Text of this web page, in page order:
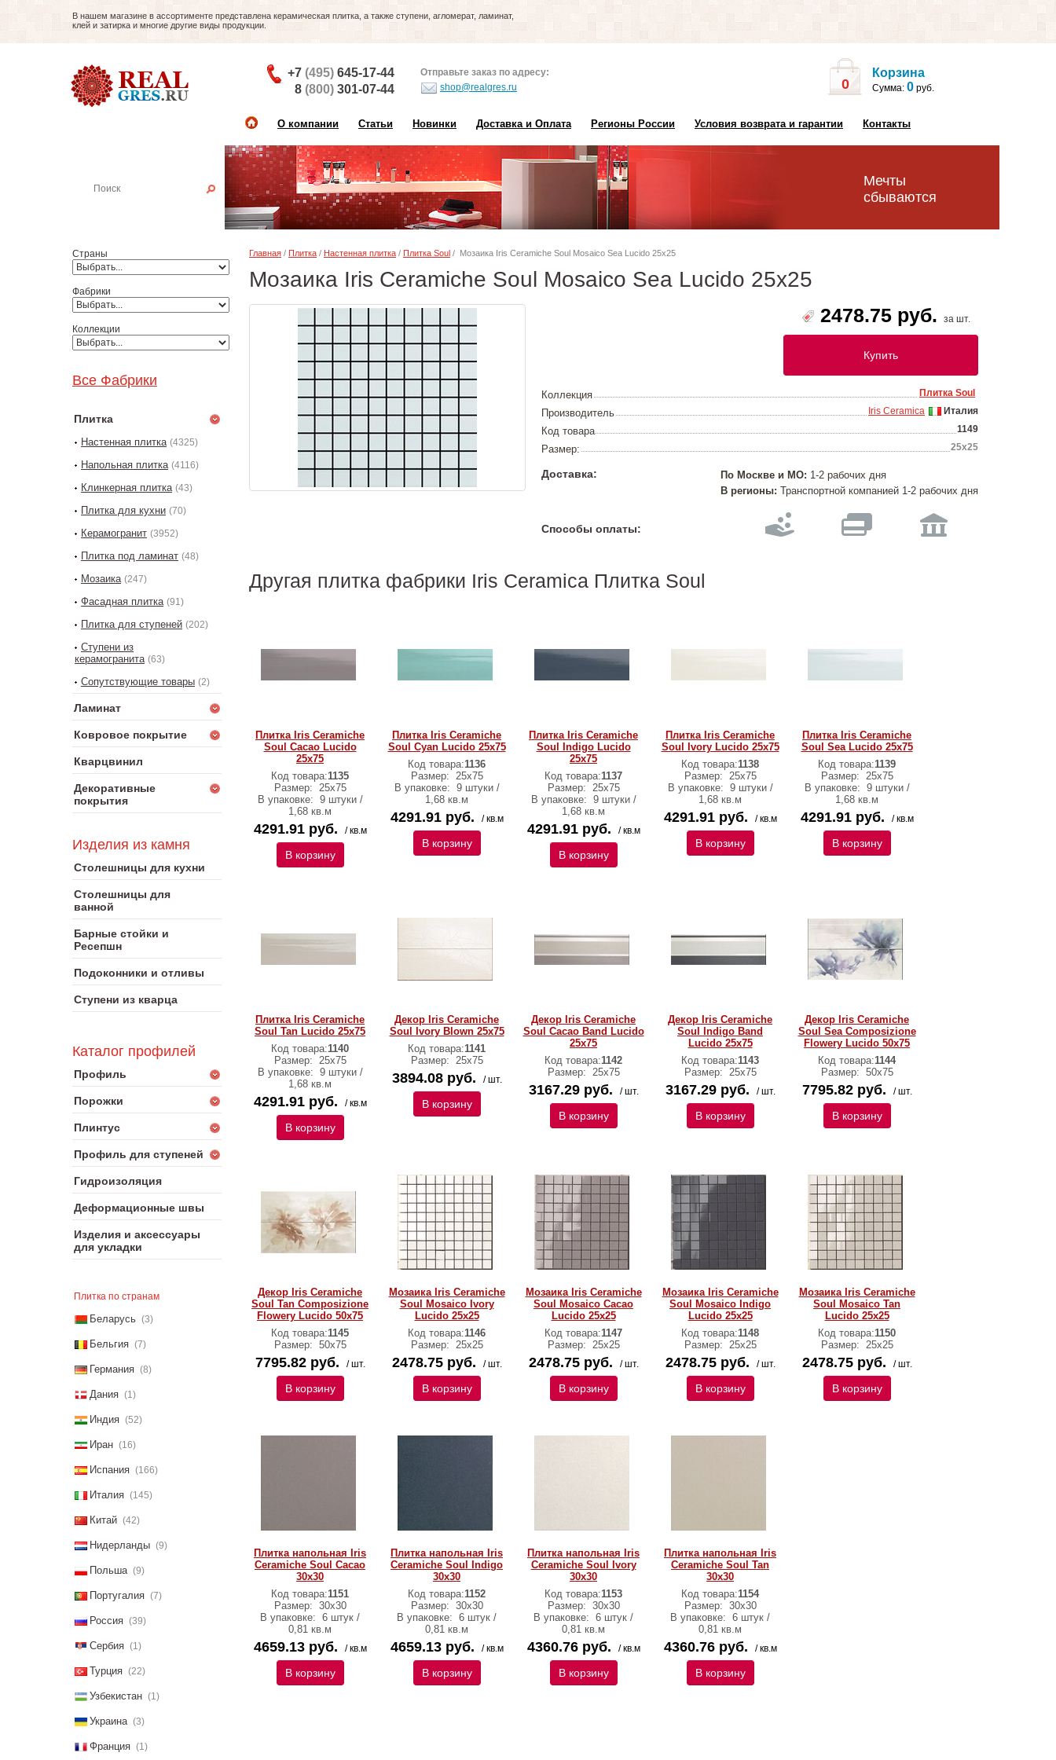
В нашем магазине в ассортименте представлена керамическая плитка, а также ступени, агломерат, ламинат,
клей и затирка и многие другие виды продукции.
+7 (495) 645-17-44
8 (800) 301-07-44
Отправьте заказ по адресу:
shop@realgres.ru
0
Корзина
Сумма: 0 руб.
О компании Статьи Новинки Доставка и Оплата Регионы России Условия возврата и гарантии Контакты
Мечты
сбываются
Страны
Фабрики
Коллекции
Все Фабрики
Плитка
Настенная плитка (4325)
Напольная плитка (4116)
Клинкерная плитка (43)
Плитка для кухни (70)
Керамогранит (3952)
Плитка под ламинат (48)
Мозаика (247)
Фасадная плитка (91)
Плитка для ступеней (202)
Ступени из
керамогранита (63)
Сопутствующие товары (2)
Ламинат
Ковровое покрытие
Кварцвинил
Декоративные
покрытия
Изделия из камня
Столешницы для кухни
Столешницы для
ванной
Барные стойки и
Ресепшн
Подоконники и отливы
Ступени из кварца
Каталог профилей
Профиль
Порожки
Плинтус
Профиль для ступеней
Гидроизоляция
Деформационные швы
Изделия и аксессуары
для укладки
Плитка по странам
Беларусь (3)
Бельгия (7)
Германия (8)
Дания (1)
Индия (52)
Иран (16)
Испания (166)
Италия (145)
Китай (42)
Нидерланды (9)
Польша (9)
Португалия (7)
Россия (39)
Сербия (1)
Турция (22)
Узбекистан (1)
Украина (3)
Франция (1)
Главная / Плитка / Настенная плитка / Плитка Soul / Мозаика Iris Ceramiche Soul Mosaico Sea Lucido 25х25
Мозаика Iris Ceramiche Soul Mosaico Sea Lucido 25х25
2478.75 руб. за шт.
Купить
Коллекция Плитка Soul
Производитель Италия
Iris Ceramica
Код товара 1149
Размер: 25х25
Доставка: По Москве и МО: 1-2 рабочих дня
В регионы: Транспортной компанией 1-2 рабочих дня
Способы оплаты:
Другая плитка фабрики Iris Ceramica Плитка Soul
Плитка Iris Ceramiche
Soul Cacao Lucido
25х75
Код товара:1135
Размер: 25х75
В упаковке: 9 штуки /
1,68 кв.м
4291.91 руб. / кв.м
В корзину
Плитка Iris Ceramiche
Soul Cyan Lucido 25х75
Код товара:1136
Размер: 25х75
В упаковке: 9 штуки /
1,68 кв.м
4291.91 руб. / кв.м
В корзину
Плитка Iris Ceramiche
Soul Indigo Lucido
25х75
Код товара:1137
Размер: 25х75
В упаковке: 9 штуки /
1,68 кв.м
4291.91 руб. / кв.м
В корзину
Плитка Iris Ceramiche
Soul Ivory Lucido 25х75
Код товара:1138
Размер: 25х75
В упаковке: 9 штуки /
1,68 кв.м
4291.91 руб. / кв.м
В корзину
Плитка Iris Ceramiche
Soul Sea Lucido 25х75
Код товара:1139
Размер: 25х75
В упаковке: 9 штуки /
1,68 кв.м
4291.91 руб. / кв.м
В корзину
Плитка Iris Ceramiche
Soul Tan Lucido 25х75
Код товара:1140
Размер: 25х75
В упаковке: 9 штуки /
1,68 кв.м
4291.91 руб. / кв.м
В корзину
Декор Iris Ceramiche
Soul Ivory Blown 25х75
Код товара:1141
Размер: 25х75
3894.08 руб. / шт.
В корзину
Декор Iris Ceramiche
Soul Cacao Band Lucido
25х75
Код товара:1142
Размер: 25х75
3167.29 руб. / шт.
В корзину
Декор Iris Ceramiche
Soul Indigo Band
Lucido 25х75
Код товара:1143
Размер: 25х75
3167.29 руб. / шт.
В корзину
Декор Iris Ceramiche
Soul Sea Composizione
Flowery Lucido 50х75
Код товара:1144
Размер: 50х75
7795.82 руб. / шт.
В корзину
Декор Iris Ceramiche
Soul Tan Composizione
Flowery Lucido 50х75
Код товара:1145
Размер: 50х75
7795.82 руб. / шт.
В корзину
Мозаика Iris Ceramiche
Soul Mosaico Ivory
Lucido 25х25
Код товара:1146
Размер: 25х25
2478.75 руб. / шт.
В корзину
Мозаика Iris Ceramiche
Soul Mosaico Cacao
Lucido 25х25
Код товара:1147
Размер: 25х25
2478.75 руб. / шт.
В корзину
Мозаика Iris Ceramiche
Soul Mosaico Indigo
Lucido 25х25
Код товара:1148
Размер: 25х25
2478.75 руб. / шт.
В корзину
Мозаика Iris Ceramiche
Soul Mosaico Tan
Lucido 25х25
Код товара:1150
Размер: 25х25
2478.75 руб. / шт.
В корзину
Плитка напольная Iris
Ceramiche Soul Cacao
30х30
Код товара:1151
Размер: 30х30
В упаковке: 6 штук /
0,81 кв.м
4659.13 руб. / кв.м
В корзину
Плитка напольная Iris
Ceramiche Soul Indigo
30х30
Код товара:1152
Размер: 30х30
В упаковке: 6 штук /
0,81 кв.м
4659.13 руб. / кв.м
В корзину
Плитка напольная Iris
Ceramiche Soul Ivory
30х30
Код товара:1153
Размер: 30х30
В упаковке: 6 штук /
0,81 кв.м
4360.76 руб. / кв.м
В корзину
Плитка напольная Iris
Ceramiche Soul Tan
30х30
Код товара:1154
Размер: 30х30
В упаковке: 6 штук /
0,81 кв.м
4360.76 руб. / кв.м
В корзину